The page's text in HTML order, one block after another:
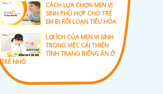
CÁCH LỰA CHỌN MEN VI
SINH PHÙ HỢP CHO TRẺ
EM BỊ RỐI LOẠN TIÊU HÓA
LỢI ÍCH CỦA MEN VI SINH
TRONG VIỆC CẢI THIỆN
TÌNH TRẠNG BIẾNG ĂN Ở
TRẺ NHỎ